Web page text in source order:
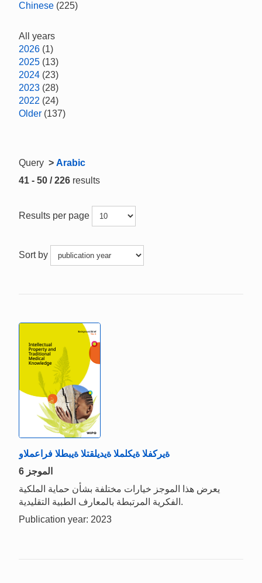
Chinese (225)
All years
2026 (1)
2025 (13)
2024 (23)
2023 (28)
2022 (24)
Older (137)
Query > Arabic
41 - 50 / 226 results
Results per page
Sort by
ةيركفلا ةيكلملا ةيديلقتلا ةيبطلا فراعملاو
الموجز 6
يعرض هذا الموجز خيارات مختلفة بشأن حماية الملكية
الفكرية المرتبطة بالمعارف الطبية التقليدية.
Publication year: 2023